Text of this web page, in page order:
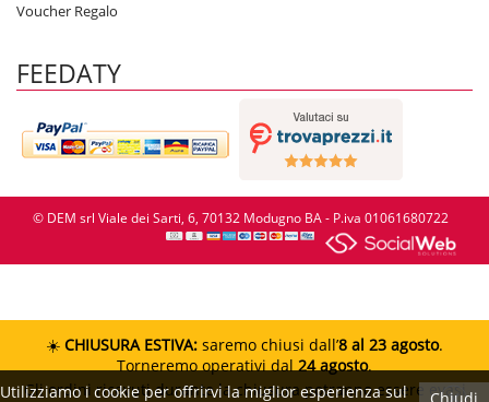
Voucher Regalo
FEEDATY
© DEM srl Viale dei Sarti, 6, 70132 Modugno BA - P.iva 01061680722
Utilizziamo i cookie per offrirvi la miglior esperienza sul
☀️ CHIUSURA ESTIVA: saremo chiusi dall’8 al 23 agosto.
Torneremo operativi dal24 agosto.
Gli ordini ricevuti durante la chiusura potranno essere evasi